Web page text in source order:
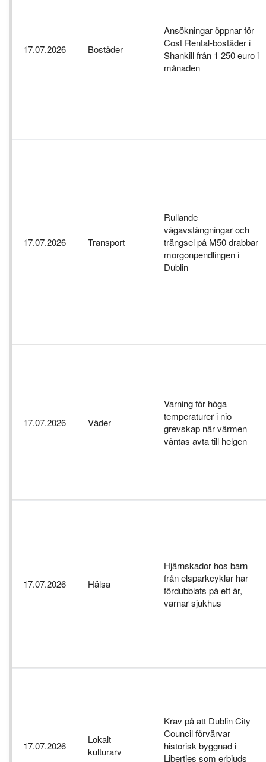
17.07.2026 Bostäder
Ansökningar öppnar för
Cost Rental-bostäder i
Shankill från 1 250 euro i
månaden
17.07.2026 Transport
Rullande
vägavstängningar och
trängsel på M50 drabbar
morgonpendlingen i
Dublin
17.07.2026 Väder
Varning för höga
temperaturer i nio
grevskap när värmen
väntas avta till helgen
17.07.2026 Hälsa
Hjärnskador hos barn
från elsparkcyklar har
fördubblats på ett år,
varnar sjukhus
17.07.2026
Lokalt
kulturarv
Krav på att Dublin City
Council förvärvar
historisk byggnad i
Liberties som erbjuds